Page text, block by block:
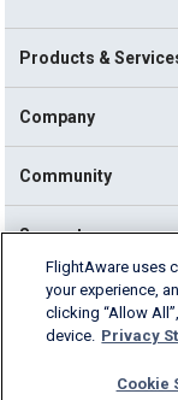
Products &
Company
Community
Support
English (USA)
2026 FlightAware
FlightAware uses
your experience,
clicking “Allow
device. Privacy
Cookie